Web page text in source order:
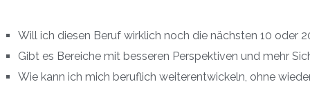
Will ich diesen Beruf wirklich noch die nächsten 10 oder
Gibt es Bereiche mit besseren Perspektiven und mehr
Wie kann ich mich beruflich weiterentwickeln, ohne